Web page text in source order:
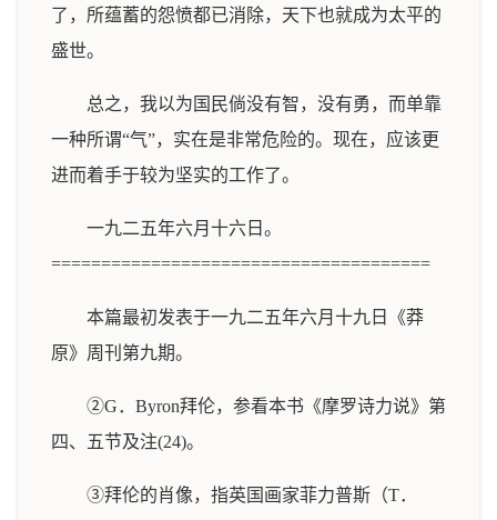
了，所蕴蓄的怨愤都已消除，天下也就成为太平的
盛世。
总之，我以为国民倘没有智，没有勇，而单靠
一种所谓“气”，实在是非常危险的。现在，应该更
进而着手于较为坚实的工作了。
一九二五年六月十六日。
======================================
本篇最初发表于一九二五年六月十九日《莽
原》周刊第九期。
②G．Byron拜伦，参看本书《摩罗诗力说》第
四、五节及注(24)。
③拜伦的肖像，指英国画家菲力普斯（T．